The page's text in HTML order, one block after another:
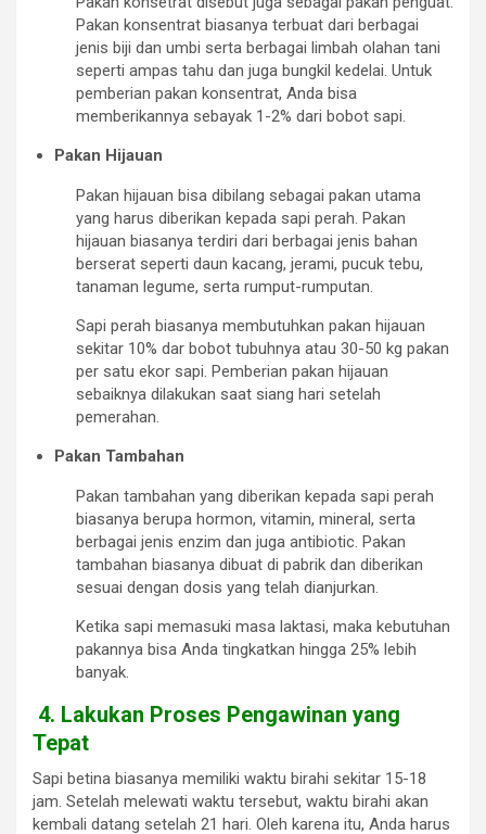
Pakan konsentrat biasanya terbuat dari berbagai
jenis biji dan umbi serta berbagai limbah olahan tani
seperti ampas tahu dan juga bungkil kedelai. Untuk
pemberian pakan konsentrat, Anda bisa
memberikannya sebayak 1-2% dari bobot sapi.
Pakan Hijauan
Pakan hijauan bisa dibilang sebagai pakan utama
yang harus diberikan kepada sapi perah. Pakan
hijauan biasanya terdiri dari berbagai jenis bahan
berserat seperti daun kacang, jerami, pucuk tebu,
tanaman legume, serta rumput-rumputan.
Sapi perah biasanya membutuhkan pakan hijauan
sekitar 10% dar bobot tubuhnya atau 30-50 kg pakan
per satu ekor sapi. Pemberian pakan hijauan
sebaiknya dilakukan saat siang hari setelah
pemerahan.
Pakan Tambahan
Pakan tambahan yang diberikan kepada sapi perah
biasanya berupa hormon, vitamin, mineral, serta
berbagai jenis enzim dan juga antibiotic. Pakan
tambahan biasanya dibuat di pabrik dan diberikan
sesuai dengan dosis yang telah dianjurkan.
Ketika sapi memasuki masa laktasi, maka kebutuhan
pakannya bisa Anda tingkatkan hingga 25% lebih
banyak.
4. Lakukan Proses Pengawinan yang
Tepat
Sapi betina biasanya memiliki waktu birahi sekitar 15-18
jam. Setelah melewati waktu tersebut, waktu birahi akan
kembali datang setelah 21 hari. Oleh karena itu, Anda harus